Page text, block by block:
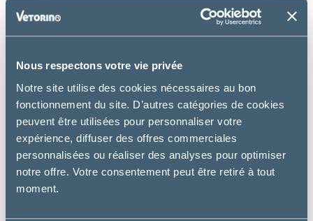
Nous respectons votre vie privée
Notre site utilise des cookies nécessaires au bon
fonctionnement du site. D’autres catégories de cookies
peuvent être utilisées pour personnaliser votre
expérience, diffuser des offres commerciales
personnalisées ou réaliser des analyses pour optimiser
notre offre. Votre consentement peut être retiré à tout
moment.
HEPATIALE FORTE ADVANCED - CHIEN, CHAT